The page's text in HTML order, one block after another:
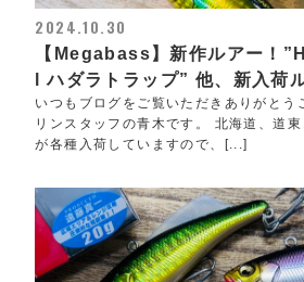
2024.10.30
【Megabass】新作ルアー！
l ハダラトラップ” 他、新入荷
いつもブログをご覧いただきありがとう
リンスタッフの青木です。 北海道、道
が各種入荷していますので、[...]